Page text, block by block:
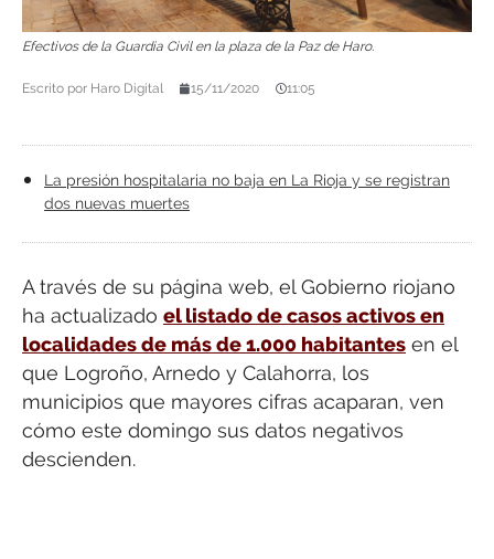
Efectivos de la Guardia Civil en la plaza de la Paz de Haro.
Escrito por Haro Digital 15/11/2020 11:05
La presión hospitalaria no baja en La Rioja y se registran
dos nuevas muertes
A través de su página web, el Gobierno riojano
ha actualizado el listado de casos activos en
localidades de más de 1.000 habitantes en el
que Logroño, Arnedo y Calahorra, los
municipios que mayores cifras acaparan, ven
cómo este domingo sus datos negativos
descienden.